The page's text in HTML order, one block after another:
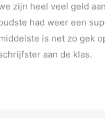
zijn heel veel geld
had weer een
is net zo gek
aan de klas.